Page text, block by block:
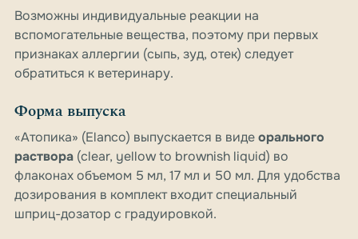
Возможны индивидуальные реакции на
вспомогательные вещества, поэтому при первых
признаках аллергии (сыпь, зуд, отек) следует
обратиться к ветеринару.
Форма выпуска
«Атопика» (Elanco) выпускается в видеорального
раствора (clear, yellow to brownish liquid) во
флаконах объемом 5 мл, 17 мл и 50 мл. Для удобства
дозирования в комплект входит специальный
шприц-дозатор с градуировкой.